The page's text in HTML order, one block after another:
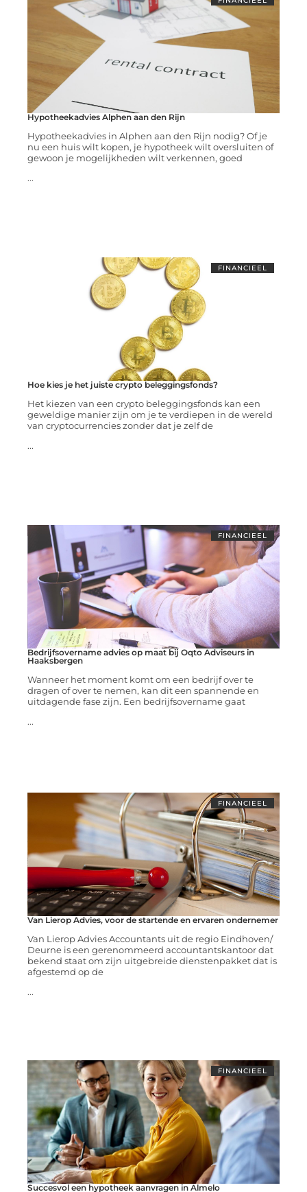
Hypotheekadvies Alphen aan den Rijn
Hypotheekadvies in Alphen aan den Rijn nodig? Of je
nu een huis wilt kopen, je hypotheek wilt oversluiten of
gewoon je mogelijkheden wilt verkennen, goed
...
FINANCIEEL
Hoe kies je het juiste crypto beleggingsfonds?
Het kiezen van een crypto beleggingsfonds kan een
geweldige manier zijn om je te verdiepen in de wereld
van cryptocurrencies zonder dat je zelf de
...
FINANCIEEL
Bedrijfsovername advies op maat bij Oqto Adviseurs in
Haaksbergen
Wanneer het moment komt om een bedrijf over te
dragen of over te nemen, kan dit een spannende en
uitdagende fase zijn. Een bedrijfsovername gaat
...
FINANCIEEL
Van Lierop Advies, voor de startende en ervaren ondernemer
Van Lierop Advies Accountants uit de regio Eindhoven/
Deurne is een gerenommeerd accountantskantoor dat
bekend staat om zijn uitgebreide dienstenpakket dat is
afgestemd op de
...
FINANCIEEL
Succesvol een hypotheek aanvragen in Almelo